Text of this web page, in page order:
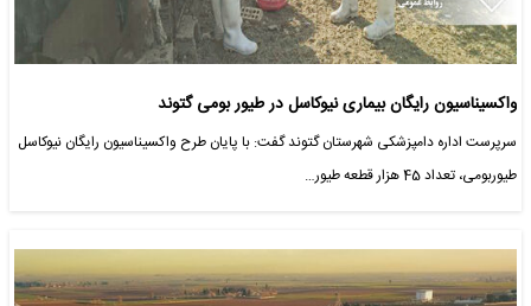
واکسیناسیون رایگان بیماری نیوکاسل در طیور بومی گتوند
سرپرست اداره دامپزشکی شهرستان گتوند گفت: با پایان طرح واکسیناسیون رایگان نیوکاسل
طیوربومی، تعداد 45 هزار قطعه طیور…